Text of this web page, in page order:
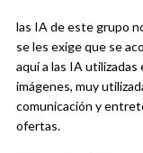
las IA de este grupo
se les exige que se
aquí a las IA
imágenes, muy
comunicación y
ofertas.